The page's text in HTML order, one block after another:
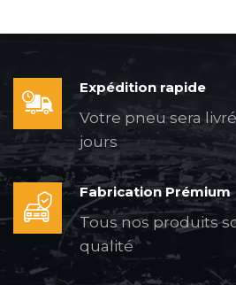
Expédition rapide
Votre pneu sera
jours
Fabrication Prémium
Tous nos produits
qualité